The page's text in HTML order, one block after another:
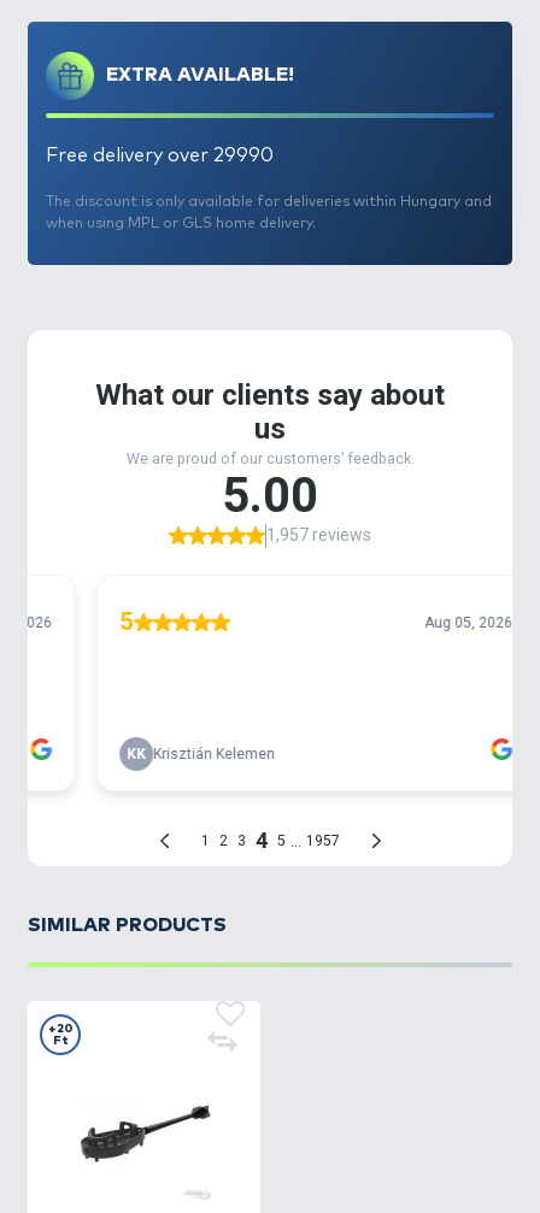
EXTRA AVAILABLE!
Free delivery over 29990
The discount is only available for deliveries within Hungary and
when using MPL or GLS home delivery.
SIMILAR PRODUCTS
+20
Ft